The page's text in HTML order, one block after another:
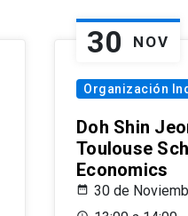
30 NOV
Organización
Doh Shin
Toulouse
Economics
30 de